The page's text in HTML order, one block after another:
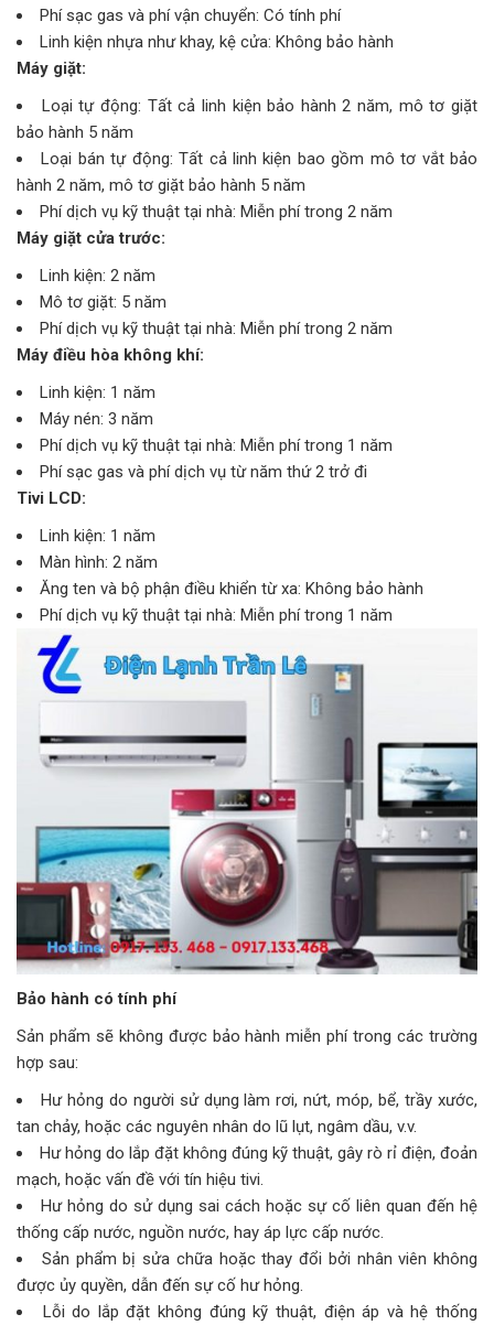
Phí sạc gas và phí vận chuyển: Có tính phí
Linh kiện nhựa như khay, kệ cửa: Không bảo hành
Máy giặt:
Loại tự động: Tất cả linh kiện bảo hành 2 năm, mô tơ giặt
bảo hành 5 năm
Loại bán tự động: Tất cả linh kiện bao gồm mô tơ vắt bảo
hành 2 năm, mô tơ giặt bảo hành 5 năm
Phí dịch vụ kỹ thuật tại nhà: Miễn phí trong 2 năm
Máy giặt cửa trước:
Linh kiện: 2 năm
Mô tơ giặt: 5 năm
Phí dịch vụ kỹ thuật tại nhà: Miễn phí trong 2 năm
Máy điều hòa không khí:
Linh kiện: 1 năm
Máy nén: 3 năm
Phí dịch vụ kỹ thuật tại nhà: Miễn phí trong 1 năm
Phí sạc gas và phí dịch vụ từ năm thứ 2 trở đi
Tivi LCD:
Linh kiện: 1 năm
Màn hình: 2 năm
Ăng ten và bộ phận điều khiển từ xa: Không bảo hành
Phí dịch vụ kỹ thuật tại nhà: Miễn phí trong 1 năm
Bảo hành có tính phí
Sản phẩm sẽ không được bảo hành miễn phí trong các trường
hợp sau:
Hư hỏng do người sử dụng làm rơi, nứt, móp, bể, trầy xước,
tan chảy, hoặc các nguyên nhân do lũ lụt, ngâm dầu, v.v.
Hư hỏng do lắp đặt không đúng kỹ thuật, gây rò rỉ điện, đoản
mạch, hoặc vấn đề với tín hiệu tivi.
Hư hỏng do sử dụng sai cách hoặc sự cố liên quan đến hệ
thống cấp nước, nguồn nước, hay áp lực cấp nước.
Sản phẩm bị sửa chữa hoặc thay đổi bởi nhân viên không
được ủy quyền, dẫn đến sự cố hư hỏng.
Lỗi do lắp đặt không đúng kỹ thuật, điện áp và hệ thống